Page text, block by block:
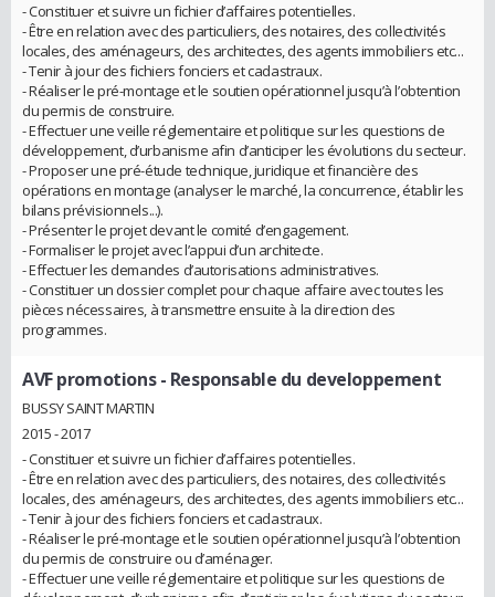
- Constituer et suivre un fichier d’affaires potentielles.
- Être en relation avec des particuliers, des notaires, des collectivités
locales, des aménageurs, des architectes, des agents immobiliers etc...
- Tenir à jour des fichiers fonciers et cadastraux.
- Réaliser le pré-montage et le soutien opérationnel jusqu’à l’obtention
du permis de construire.
- Effectuer une veille réglementaire et politique sur les questions de
développement, d’urbanisme afin d’anticiper les évolutions du secteur.
- Proposer une pré-étude technique, juridique et financière des
opérations en montage (analyser le marché, la concurrence, établir les
bilans prévisionnels...).
- Présenter le projet devant le comité d’engagement.
- Formaliser le projet avec l’appui d’un architecte.
- Effectuer les demandes d’autorisations administratives.
- Constituer un dossier complet pour chaque affaire avec toutes les
pièces nécessaires, à transmettre ensuite à la direction des
programmes.
AVF promotions- Responsable du developpement
BUSSY SAINT MARTIN
2015 - 2017
- Constituer et suivre un fichier d’affaires potentielles.
- Être en relation avec des particuliers, des notaires, des collectivités
locales, des aménageurs, des architectes, des agents immobiliers etc...
- Tenir à jour des fichiers fonciers et cadastraux.
- Réaliser le pré-montage et le soutien opérationnel jusqu’à l’obtention
du permis de construire ou d’aménager.
- Effectuer une veille réglementaire et politique sur les questions de